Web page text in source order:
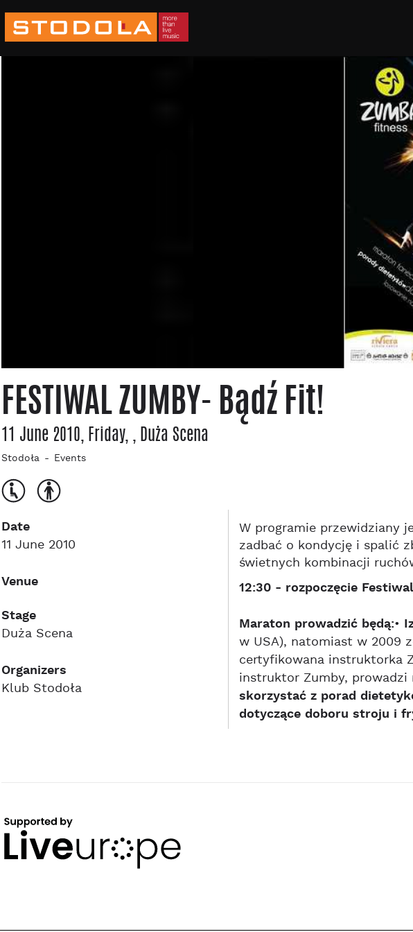
FESTIWAL ZUMBY- Bądź Fit!
11 June 2010, Friday,, Duża Scena
Stodoła Events
Date
11 June 2010
Venue
Stage
Duża Scena
Organizers
Klub Stodoła
W programie przewidziany
zadbać o kondycję i spalić
świetnych kombinacji
12:30 - rozpoczęcie
Maraton prowadzić będą:•
w USA), natomiast w 2009
certyfikowana instruktorka
instruktor Zumby, prowadzi
skorzystać z porad
dotyczące doboru stroju i